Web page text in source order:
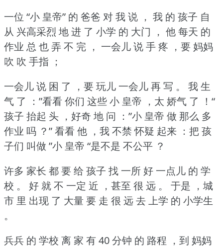
一位 “小 皇帝” 的 爸爸 对 我 说 ， 我 的 孩子 自
从 兴高采烈 地 进 了 小学 的 大门 ， 他 每天 的
作业 总 也 弄 不 完 ， 一会儿 说 手 疼 ，要 妈妈
吹 吹 手指 ；
一会儿 说 困 了 ，要 玩儿 一会儿 再 写 。
我 生
气 了 ：”看看 你们 这些 小 皇帝 ，太 娇气 了 ！“
孩子 抬起 头 ，好奇 地 问 ：”小 皇帝 做 那么 多
作业 吗 ？”看看 他 ，我 不禁 怀疑 起来 ：把 孩
子们 叫做 ”小 皇帝 “是不是 不公平 ？
许多 家长 都 要 给 孩子 找 一所 好 一点儿 的 学
校 。
好 就 不 一定 近 ，甚至 很 远 。
于是 ，城
市 里 出现 了 大量 要 走 很 远 去 上学 的 小学生
。
兵兵 的 学校 离 家 有 40 分钟 的 路程 ，到 妈妈